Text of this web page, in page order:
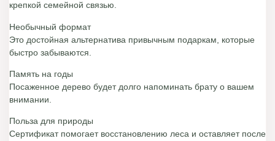
крепкой семейной связью.
Необычный формат
Это достойная альтернатива привычным подаркам, которые
быстро забываются.
Память на годы
Посаженное дерево будет долго напоминать брату о вашем
внимании.
Польза для природы
Сертификат помогает восстановлению леса и оставляет после